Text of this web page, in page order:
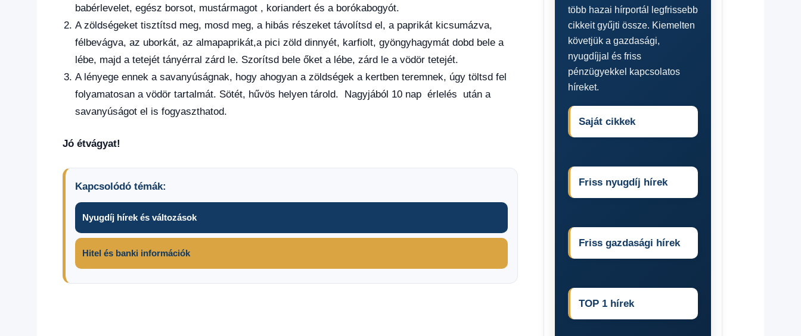
babérlevelet, egész borsot, mustármagot , koriandert és a borókabogyót.
A zöldségeket tisztítsd meg, mosd meg, a hibás részeket távolítsd el, a paprikát kicsumázva,
félbevágva, az uborkát, az almapaprikát,a pici zöld dinnyét, karfiolt, gyöngyhagymát dobd bele a
lébe, majd a tetejét tányérral zárd le. Szorítsd bele őket a lébe, zárd le a vödör tetejét.
A lényege ennek a savanyúságnak, hogy ahogyan a zöldségek a kertben teremnek, úgy töltsd fel
folyamatosan a vödör tartalmát. Sötét, hűvös helyen tárold. Nagyjából 10 nap érlelés után a
savanyúságot el is fogyaszthatod.
Jó étvágyat!
Kapcsolódó témák:
Nyugdíj hírek és változások
Hitel és banki információk
több hazai hírportál legfrissebb
cikkeit gyűjti össze. Kiemelten
követjük a gazdasági,
nyugdíjjal és friss
pénzügyekkel kapcsolatos
híreket.
Saját cikkek
Friss nyugdíj hírek
Friss gazdasági hírek
TOP 1 hírek